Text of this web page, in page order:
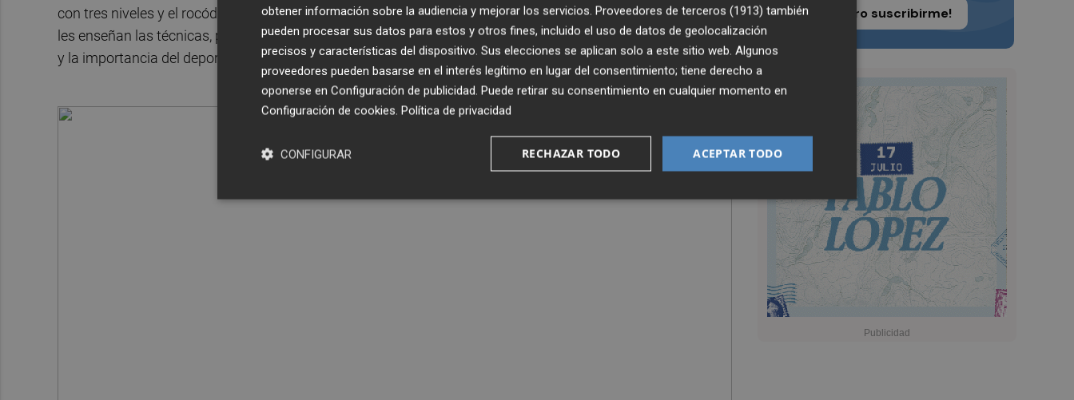
¡Quiero suscribirme!
con tres niveles y el rocódromo. Trabajamos con técnicos especializados en montaña y barranquismo que
les enseñan las técnicas, pero también fomentan el compañerismo, el trabajo en grupo, la pérdida del miedo,
y la importancia del deporte a una edad temprana.
obtener información sobre la audiencia y mejorar los servicios. Proveedores de terceros (1913) también
pueden procesar sus datos para estos y otros fines, incluido el uso de datos de geolocalización
precisos y características del dispositivo. Sus elecciones se aplican solo a este sitio web. Algunos
proveedores pueden basarse en el interés legítimo en lugar del consentimiento; tiene derecho a
oponerse en Configuración de publicidad. Puede retirar su consentimiento en cualquier momento en
Configuración de cookies. Política de privacidad
ACEPTAR TODO
RECHAZAR TODO
CONFIGURAR